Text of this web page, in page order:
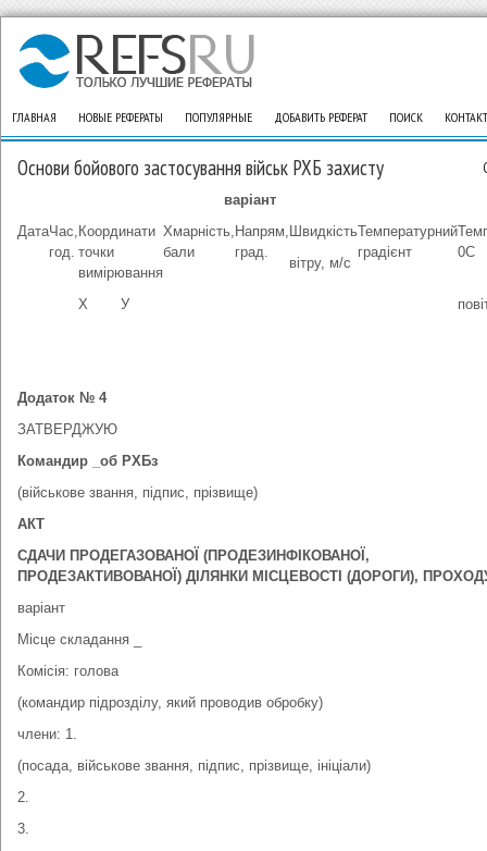
ГЛАВНАЯ НОВЫЕ РЕФЕРАТЫ ПОПУЛЯРНЫЕ ДОБАВИТЬ РЕФЕРАТ ПОИСК
Основи бойового застосування військ РХБ захисту
варіант
ДатаЧас,
год.
Координати
точки
вимірювання
Хмарність,
бали
Напрям,
град.
Швидкість
вітру, м/с
Температурний
градієнт
0С
Х У
Додаток № 4
ЗАТВЕРДЖУЮ
Командир _об РХБз
(військове звання, підпис, прізвище)
АКТ
СДАЧИ ПРОДЕГАЗОВАНОЇ (ПРОДЕЗИНФІКОВАНОЇ,
ПРОДЕЗАКТИВОВАНОЇ) ДІЛЯНКИ МІСЦЕВОСТІ (ДОРОГИ),
варіант
Місце складання _
Комісія: голова
(командир підрозділу, який проводив обробку)
члени: 1.
(посада, військове звання, підпис, прізвище, ініціали)
2.
3.